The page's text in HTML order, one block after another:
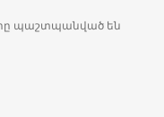
պաշտպանված են